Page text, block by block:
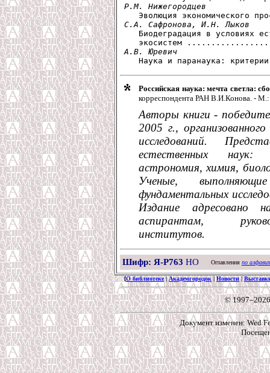
Р.М. Нижегородцев
С.А. Сафронова, И.Н. Лыков
Биодеградация в условиях
А.В. Юревич
Российская наука: мечта светла:
корреспондента РАН В.И.Конова. -
Авторы книги -
2005 г.,
исследований.
естественных
астрономия, химия,
Ученые,
фундаментальных
Издание адресовано
аспирантам,
институтов.
Шифр: Я-Р763 НО Оглавления по
[О библиотеке|Академгородок |Новости|
©
Документ изменен: Wed